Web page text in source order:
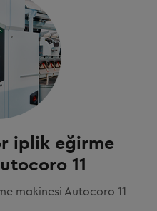
iplik eğirme
11
makinesi Autocoro 11